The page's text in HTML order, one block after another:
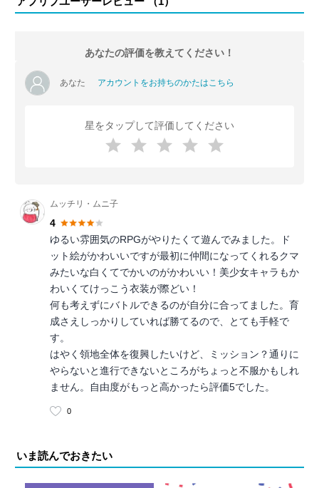
あなたの評価を教えてください！
あなた アカウントをお持ちのかたはこちら
星をタップして評価してください
ムッチリ・ムニ子
4
ゆるい雰囲気のRPGがやりたくて遊んでみました。ド
ット絵がかわいいですが最初に仲間になってくれるクマ
みたいな白くてでかいのがかわいい！美少女キャラもか
わいくてけっこう衣装が際どい！
何も考えずにバトルできるのが自分に合ってました。育
成さえしっかりしていれば勝てるので、とても手軽で
す。
はやく領地全体を復興したいけど、ミッション？通りに
やらないと進行できないところがちょっと不服かもしれ
ません。自由度がもっと高かったら評価5でした。
0
いま読んでおきたい